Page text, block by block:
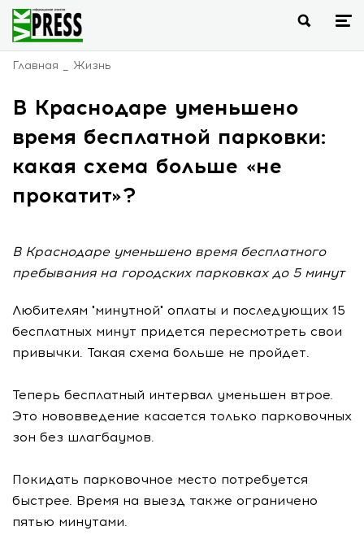
Главная Жизнь
В Краснодаре уменьшено
время бесплатной парковки:
какая схема больше «не
прокатит»?
В Краснодаре уменьшено время бесплатного
пребывания на городских парковках до 5 минут
Любителям "минутной" оплаты и последующих 15
бесплатных минут придется пересмотреть свои
привычки. Такая схема больше не пройдет.
Теперь бесплатный интервал уменьшен втрое.
Это нововведение касается только парковочных
зон без шлагбаумов.
Покидать парковочное место потребуется
быстрее. Время на выезд также ограничено
пятью минутами.